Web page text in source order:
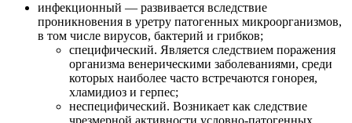
инфекционный — развивается вследствие
проникновения в уретру патогенных микроорганизмов,
в том числе вирусов, бактерий и грибков;
специфический. Является следствием поражения
организма венерическими заболеваниями, среди
которых наиболее часто встречаются гонорея,
хламидиоз и герпес;
неспецифический. Возникает как следствие
чрезмерной активности условно-патогенных